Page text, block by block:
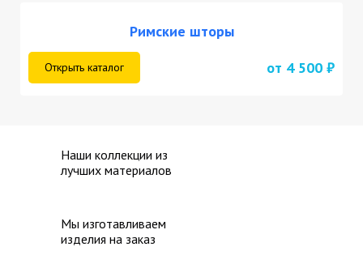
Римские шторы
Открыть каталог от 4 500 ₽
Наши коллекции из
лучших материалов
Мы изготавливаем
изделия на заказ